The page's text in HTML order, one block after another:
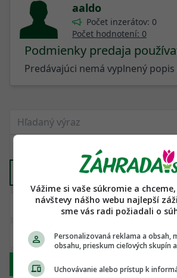
aaldo
Počet inzerátov: 0
Počet hodnotení: 0
Podmienky predaja
Predávajúci nemá vyplnený
Kvety a rastliny
Hľadať
Vážime si vaše súkromie a
návštevy nášho webu najlepší
sme vás radi požiadali o
Personalizovaná reklama a obsah,
obsahu, prieskum cieľových skupín
Uchovávanie alebo prístup k